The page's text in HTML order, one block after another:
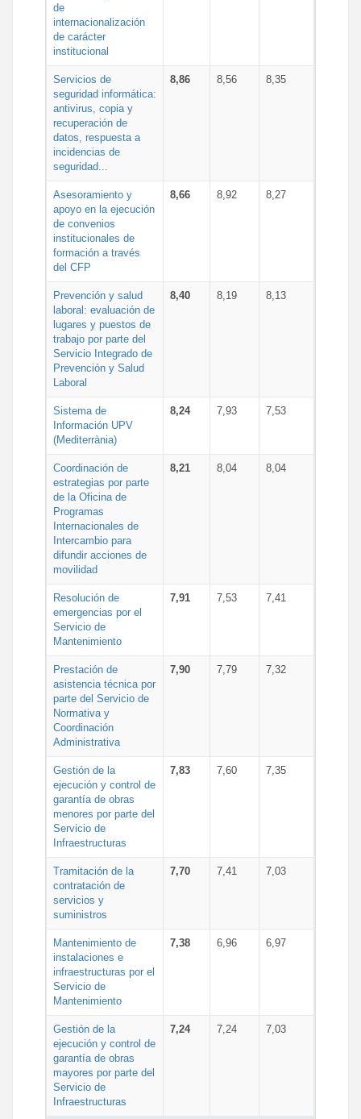
de
internacionalización
de carácter
institucional
Servicios de
seguridad informática:
antivirus, copia y
recuperación de
datos, respuesta a
incidencias de
seguridad...
8,86 8,56 8,35
Asesoramiento y
apoyo en la ejecución
de convenios
institucionales de
formación a través
del CFP
8,66 8,92 8,27
Prevención y salud
laboral: evaluación de
lugares y puestos de
trabajo por parte del
Servicio Integrado de
Prevención y Salud
Laboral
8,40 8,19 8,13
Sistema de
Información UPV
(Mediterrània)
8,24 7,93 7,53
Coordinación de
estrategias por parte
de la Oficina de
Programas
Internacionales de
Intercambio para
difundir acciones de
movilidad
8,21 8,04 8,04
Resolución de
emergencias por el
Servicio de
Mantenimiento
7,91 7,53 7,41
Prestación de
asistencia técnica por
parte del Servicio de
Normativa y
Coordinación
Administrativa
7,90 7,79 7,32
Gestión de la
ejecución y control de
garantía de obras
menores por parte del
Servicio de
Infraestructuras
7,83 7,60 7,35
Tramitación de la
contratación de
servicios y
suministros
7,70 7,41 7,03
Mantenimiento de
instalaciones e
infraestructuras por el
Servicio de
Mantenimiento
7,38 6,96 6,97
Gestión de la
ejecución y control de
garantía de obras
mayores por parte del
Servicio de
Infraestructuras
7,24 7,24 7,03